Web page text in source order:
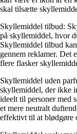
skal tilsætte
Skyllemiddel tilbud:
på skyllemiddel, hvor
Skyllemiddel tilbud
gennem reklamer. Det
flere flasker
Skyllemiddel uden
skyllemiddel, der ikke
ideelt til personer med
et mere neutralt
effektivt til at blødgøre